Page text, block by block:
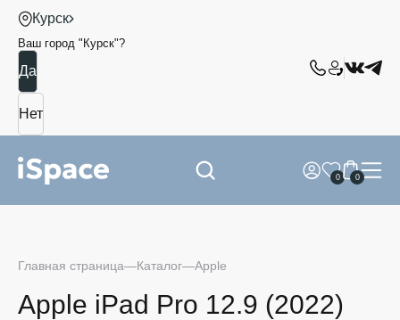
Курск
Ваш город " Курск"?
0 0
Главная страница Каталог Apple
Apple iPad Pro 12.9 (2022)